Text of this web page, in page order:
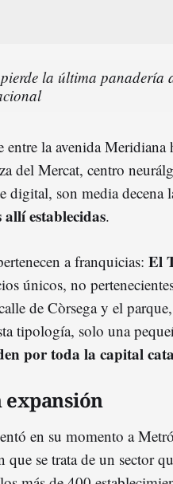
la última
la avenida Meridiana
del Mercat, centro
digital, son media decena
establecidas.
a franquicias: El
únicos, no
de Còrsega y el
tipología, solo una
por toda la capital
expansión
en su momento a
que se trata de un sector